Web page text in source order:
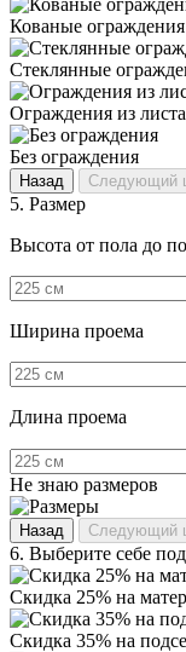
Кованые ограждения
Стеклянные
Ограждения из
Без ограждения
Назад Следующий
5. Размер
Высота от пола до
Ширина проема
Длина проема
Не знаю размеров
Назад Следующий
6. Выберите себе
Скидка 25% на
Скидка 35% на